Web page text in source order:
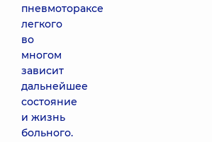
пневмотораксе
легкого
во
многом
зависит
дальнейшее
состояние
и жизнь
больного.